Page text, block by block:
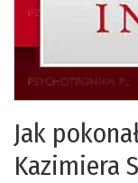
Jak
Kazimiera